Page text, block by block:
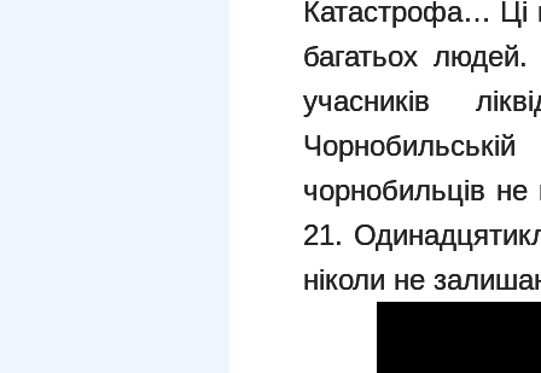
Катастрофа… Ці
багатьох
учасників
чорнобильців
21.
ніколи не